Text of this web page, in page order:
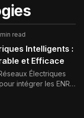
min read
Intelligents :
et Efficace
Électriques
intégrer les ENR,